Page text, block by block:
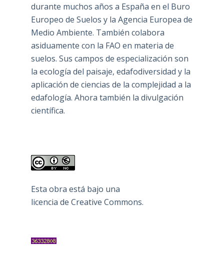
durante muchos años a España en el Buro
Europeo de Suelos y la Agencia Europea de
Medio Ambiente. También colabora
asiduamente con la FAO en materia de
suelos. Sus campos de especialización son
la ecología del paisaje, edafodiversidad y la
aplicación de ciencias de la complejidad a la
edafología. Ahora también la divulgación
científica.
Esta obra está bajo una
licencia de Creative Commons.